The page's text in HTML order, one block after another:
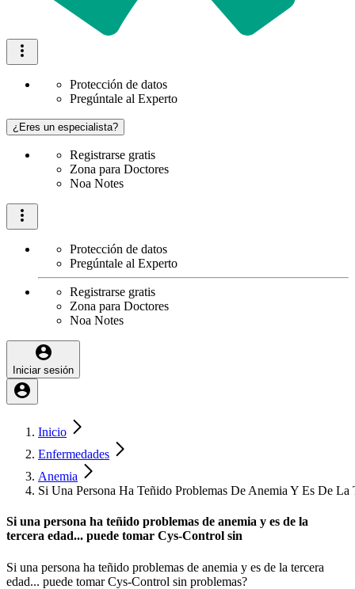
Protección de datos
Pregúntale al Experto
¿Eres un especialista?
Registrarse gratis
Zona para Doctores
Noa Notes
Protección de datos
Pregúntale al Experto
Registrarse gratis
Zona para Doctores
Noa Notes
Iniciar sesión
Inicio
Enfermedades
Anemia
Si Una Persona Ha Teñido Problemas De Anemia Y Es De
Si una persona ha teñido problemas de anemia y es de la
tercera edad... puede tomar Cys-Control sin
Si una persona ha teñido problemas de anemia y es de la tercera
edad... puede tomar Cys-Control sin problemas?